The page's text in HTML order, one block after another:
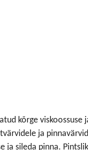
kõrge viskoossuse
ja
ja sileda pinna.